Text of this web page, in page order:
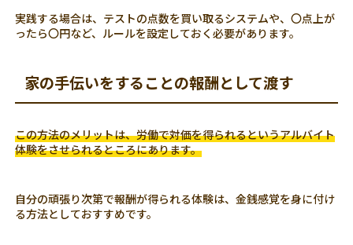
実践する場合は、テストの点数を買い取るシステムや、〇点上が
ったら〇円など、ルールを設定しておく必要があります。
家の手伝いをすることの報酬として渡す
この方法のメリットは、労働で対価を得られるというアルバイト
体験をさせられるところにあります。
自分の頑張り次第で報酬が得られる体験は、金銭感覚を身に付け
る方法としておすすめです。